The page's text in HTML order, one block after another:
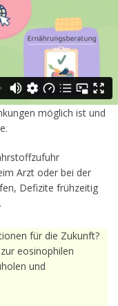
in der Regel
Nährstoffe
ausreichend
in
erklären, wie eine
möglich ist und
Arzt oder bei der
Defizite frühzeitig
für die Zukunft?
eosinophilen
und